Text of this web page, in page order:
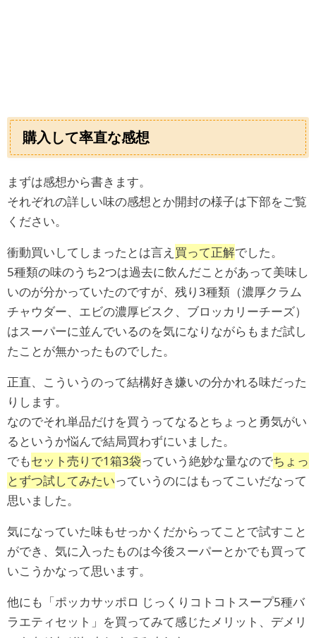
購入して率直な感想
まずは感想から書きます。
それぞれの詳しい味の感想とか開封の様子は下部をご覧
ください。
衝動買いしてしまったとは言え 買って正解でした。
5種類の味のうち2つは過去に飲んだことがあって美味し
いのが分かっていたのですが、残り3種類（濃厚クラム
チャウダー、エビの濃厚ビスク、ブロッカリーチーズ）
はスーパーに並んでいるのを気になりながらもまだ試し
たことが無かったものでした。
正直、こういうのって結構好き嫌いの分かれる味だった
りします。
なのでそれ単品だけを買うってなるとちょっと勇気がい
るというか悩んで結局買わずにいました。
でもセット売りで1箱3袋っていう絶妙な量なのでちょっ
とずつ試してみたいっていうのにはもってこいだなって
思いました。
気になっていた味もせっかくだからってことで試すこと
ができ、気に入ったものは今後スーパーとかでも買って
いこうかなって思います。
他にも「ポッカサッポロ じっくりコトコトスープ5種バ
ラエティセット」を買ってみて感じたメリット、デメリ